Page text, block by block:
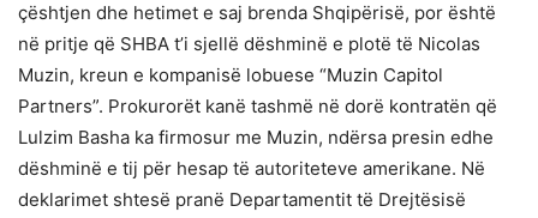
çështjen dhe hetimet e saj brenda Shqipërisë, por është
në pritje që SHBA t’i sjellë dëshminë e plotë të Nicolas
Muzin, kreun e kompanisë lobuese “Muzin Capitol
Partners”. Prokurorët kanë tashmë në dorë kontratën që
Lulzim Basha ka firmosur me Muzin, ndërsa presin edhe
dëshminë e tij për hesap të autoriteteve amerikane. Në
deklarimet shtesë pranë Departamentit të Drejtësisë